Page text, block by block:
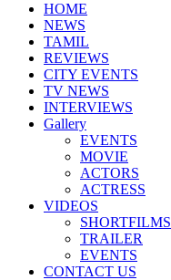
HOME
NEWS
TAMIL
REVIEWS
CITY EVENTS
TV NEWS
INTERVIEWS
Gallery
EVENTS
MOVIE
ACTORS
ACTRESS
VIDEOS
SHORTFILMS
TRAILER
EVENTS
CONTACT US